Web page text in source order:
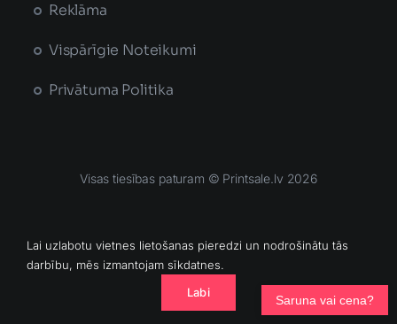
Reklāma
Vispārīgie Noteikumi
Privātuma Politika
Visas tiesības paturam © Printsale.lv 2026
Lai uzlabotu vietnes lietošanas pieredzi un nodrošinātu tās
darbību, mēs izmantojam sīkdatnes.
Labi
Saruna vai cena?